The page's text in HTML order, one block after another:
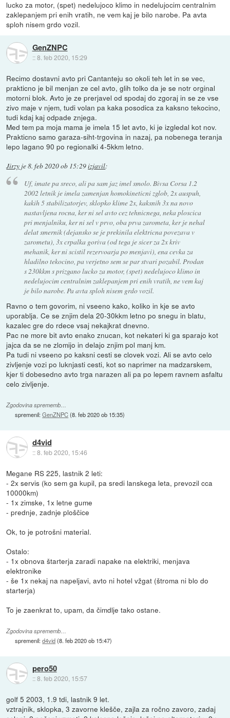
lucko za motor, (spet) nedelujoco klimo in nedelujocim centralnim
zaklepanjem pri enih vratih, ne vem kaj je bilo narobe. Pa avta
sploh nisem grdo vozil.
GenZNPC
::8. feb 2020, 15:29
Recimo dostavni avto pri Cantanteju so okoli teh let in se vec,
prakticno je bil menjan ze cel avto, glih tolko da je se notr orginal
motorni blok. Avto je ze prerjavel od spodaj do zgoraj in se ze vse
zivo maje v njem, tudi volan pa kaka posodica za kaksno tekocino,
tudi kdaj kaj odpade znjega.
Med tem pa moja mama je imela 15 let avto, ki je izgledal kot nov.
Prakticno samo garaza-siht-trgovina in nazaj, pa nobenega teranja
lepo lagano 90 po regionalki 4-5kkm letno.
Jirzy je8. feb 2020 ob 15:29izjavil:
Uf, imate pa sreco, ali pa sam jaz imel smolo. Bivsa Corsa 1.2
2002 letnik je imela zamenjan homokineticni zglob, 2x auspuh,
kakih 5 stabilizatorjev, sklopko klime 2x, kaksnih 3x na novo
nastavljena rocna, ker ni sel avto cez tehnicnega, neka ploscica
pri menjalniku, ker ni sel v prvo, oba prva zarometa, ker je nehal
delat smernik (dejansko se je prekinila elektricna povezava v
zarometu), 3x crpalka goriva (od tega je sicer za 2x kriv
mehanik, ker ni scistil rezervoarja po menjavi), ena cevka za
hladilno tekocino, pa verjetno sem se par stvari pozabil. Prodan
s 230kkm s prizgano lucko za motor, (spet) nedelujoco klimo in
nedelujocim centralnim zaklepanjem pri enih vratih, ne vem kaj
je bilo narobe. Pa avta sploh nisem grdo vozil.
Ravno o tem govorim, ni vseeno kako, koliko in kje se avto
uporablja. Ce se znjim dela 20-30kkm letno po snegu in blatu,
kazalec gre do rdece vsaj nekajkrat dnevno.
Pac ne more bit avto enako znucan, kot nekateri ki ga sparajo kot
jajca da se ne zlomijo in delajo znjim pol manj km.
Pa tudi ni vseeno po kaksni cesti se clovek vozi. Ali se avto celo
zivljenje vozi po luknjasti cesti, kot so naprimer na madzarskem,
kjer ti dobesedno avto trga narazen ali pa po lepem ravnem asfaltu
celo zivljenje.
Zgodovina sprememb…
spremenil:GenZNPC(8. feb 2020 ob 15:35)
d4vid
::8. feb 2020, 15:46
Megane RS 225, lastnik 2 leti:
- 2x servis (ko sem ga kupil, pa sredi lanskega leta, prevozil cca
10000km)
- 1x zimske, 1x letne gume
- prednje, zadnje ploščice
Ok, to je potrošni material.
Ostalo:
- 1x obnova štarterja zaradi napake na elektriki, menjava
elektronike
- še 1x nekaj na napeljavi, avto ni hotel vžgat (štroma ni blo do
starterja)
To je zaenkrat to, upam, da čimdlje tako ostane.
Zgodovina sprememb…
spremenil:d4vid(8. feb 2020 ob 15:47)
pero50
::8. feb 2020, 15:57
golf 5 2003, 1.9 tdi, lastnik 9 let.
vztrajnik, sklopka, 3 zavorne klešče, zajla za ročno zavoro, zadaj